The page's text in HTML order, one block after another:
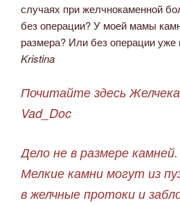
случаях при желчнокаменной
без операции? У моей мамы
размера? Или без операции уже
Kristina
Почитайте здесь
Vad_Doc
Дело не в размере
Мелкие камни могут из
в желчные протоки и